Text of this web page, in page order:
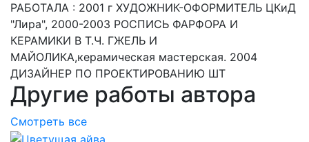
РАБОТАЛА : 2001 г ХУДОЖНИК-ОФОРМИТЕЛЬ ЦКиД
"Лира", 2000-2003 РОСПИСЬ ФАРФОРА И
КЕРАМИКИ В Т.Ч. ГЖЕЛЬ И
МАЙОЛИКА,керамическая мастерская. 2004
ДИЗАЙНЕР ПО ПРОЕКТИРОВАНИЮ ШТ
Другие работы автора
Смотреть все